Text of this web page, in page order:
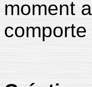
moment